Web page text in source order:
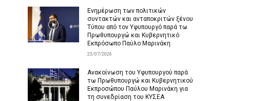
Ενημέρωση των πολιτικών
συντακτών και ανταποκριτών ξένου
Τύπου από τον Υφυπουργό παρά τω
Πρωθυπουργώ και Κυβερνητικό
Εκπρόσωπο Παύλο Μαρινάκη
23/07/2026
Ανακοίνωση του Υφυπουργού παρά
τω Πρωθυπουργώ και Κυβερνητικού
Εκπροσώπου Παύλου Μαρινάκη για
τη συνεδρίαση του ΚΥΣΕΑ